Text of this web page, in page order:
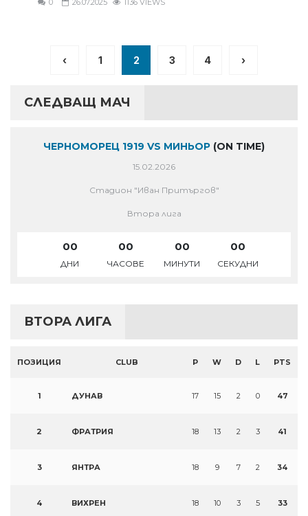
0 26.07.2025 1136 VIEWS
‹ 1 2 3 4 ›
СЛЕДВАЩ МАЧ
ЧЕРНОМОРЕЦ 1919 VS МИНЬОР (ON TIME)
15.02.2026
Стадион "Иван Притъргов"
Втора лига
00
ДНИ
00
ЧАСОВЕ
00
МИНУТИ
00
СЕКУДНИ
ВТОРА ЛИГА
ПОЗИЦИЯ CLUB P W D L PTS
1 ДУНАВ 17 15 2 0 47
2 ФРАТРИЯ 18 13 2 3 41
3 ЯНТРА 18 9 7 2 34
4 ВИХРЕН 18 10 3 5 33